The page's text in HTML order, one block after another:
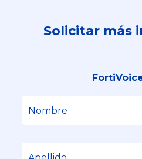
Solicitar más